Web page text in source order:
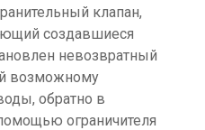
клапан,
создавшиеся
невозвратный
возможному
обратно в
ограничителя